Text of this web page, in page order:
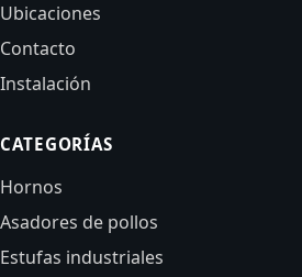
Ubicaciones
Contacto
Instalación
CATEGORÍAS
Hornos
Asadores de pollos
Estufas industriales